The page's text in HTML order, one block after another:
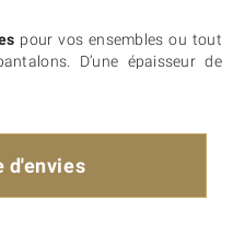
pour vos ensembles ou tout
D’une épaisseur de
sont réglables sur toute la
avec votre logo
d'envies